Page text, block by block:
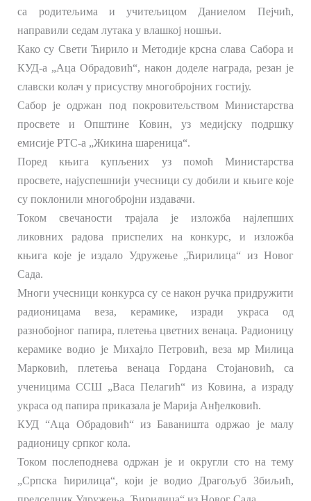
са родитељима и учитељицом Даниелом Пејчић,
направили седам лутака у влашкој ношњи.
Како су Свети Ћирило и Методије крсна слава Сабора и
КУД-а „Аца Обрадовић“, након доделе награда, резан је
славски колач у присуству многобројних гостију.
Сабор је одржан под покровитељством Министарства
просвете и Општине Ковин, уз медијску подршку
емисије РТС-а „Жикина шареница“.
Поред књига купљених уз помоћ Министарства
просвете, најуспешнији учесници су добили и књиге које
су поклонили многобројни издавачи.
Током свечаности трајала је изложба најлепших
ликовних радова приспелих на конкурс, и изложба
књига које је издало Удружење „Ћирилица“ из Новог
Сада.
Многи учесници конкурса су се након ручка придружити
радионицама веза, керамике, изради украса од
разнобојног папира, плетења цветних венаца. Радионицу
керамике водио је Михајло Петровић, веза мр Милица
Марковић, плетења венаца Гордана Стојановић, са
ученицима ССШ „Васа Пелагић“ из Ковина, а израду
украса од папира приказала је Марија Анђелковић.
КУД “Аца Обрадовић“ из Баваништа одржао је малу
радионицу српког кола.
Током послеподнева одржан је и округли сто на тему
„Српска ћирилица“, који је водио Драгољуб Збиљић,